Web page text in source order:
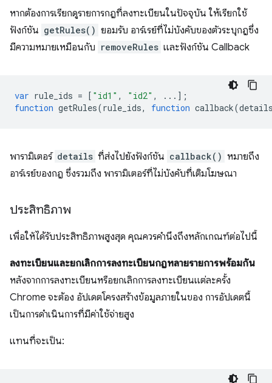
หากต้องการเรียกดูรายการกฎที่ลงทะเบียนในปัจจุบัน ให้เรียกใช้
ฟังก์ชัน getRules() ยอมรับ อาร์เรย์ที่ไม่บังคับของตัวระบุกฎซึ่ง
มีความหมายเหมือนกับ removeRules และฟังก์ชัน Callback
var rule_ids = [ "id1" , "id2" ,
...];
function getRules(rule_ids, function callback(
พารามิเตอร์ details ที่ส่งไปยังฟังก์ชัน callback() หมายถึง
อาร์เรย์ของกฎ ซึ่งรวมถึง พารามิเตอร์ที่ไม่บังคับที่เติมโฆษณา
ประสิทธิภาพ
เพื่อให้ได้รับประสิทธิภาพสูงสุด คุณควรคํานึงถึงหลักเกณฑ์ต่อไปนี้
ลงทะเบียนและยกเลิกการลงทะเบียนกฎหลายรายการพร้อมกัน
หลังจากการลงทะเบียนหรือยกเลิกการลงทะเบียนแต่ละครั้ง
Chrome จะต้อง อัปเดตโครงสร้างข้อมูลภายในของ การอัปเดตนี้
เป็นการดำเนินการที่มีค่าใช้จ่ายสูง
แทนที่จะเป็น: